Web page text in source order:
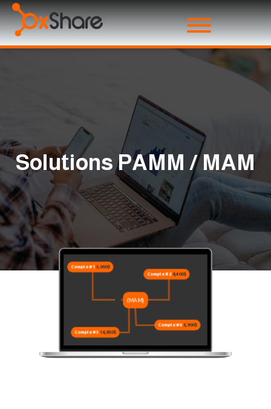
Solutions PAMM / MAM
Compte #1 3,000$
Compte #2 8,400$
Compte #3 16,850$
Compte #4 5,900$
(MAM)